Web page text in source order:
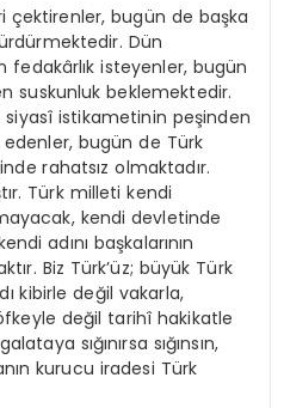
çektirenler, bugün de başka
Dün
fedakârlık isteyenler, bugün
suskunluk beklemektedir.
istikametinin peşinden
edenler, bugün de Türk
rahatsız olmaktadır.
Türk milleti kendi
kendi devletinde
adını başkalarının
Biz Türk’üz; büyük Türk
kibirle değil vakarla,
değil tarihî hakikatle
sığınırsa sığınsın,
kurucu iradesi Türk